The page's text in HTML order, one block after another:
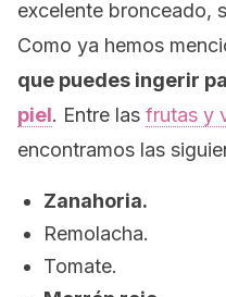
excelente bronceado,
Como ya hemos
que puedes ingerir
piel. Entre las frutas y
encontramos las
Zanahoria.
Remolacha.
Tomate.